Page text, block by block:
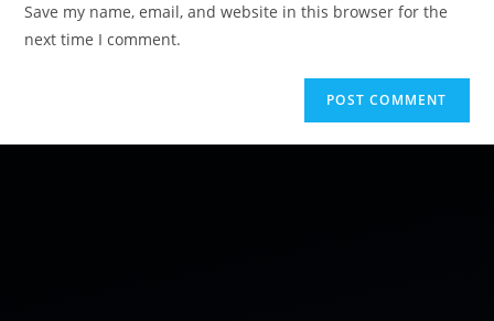
Save my name, email, and website in this browser for the
next time I comment.